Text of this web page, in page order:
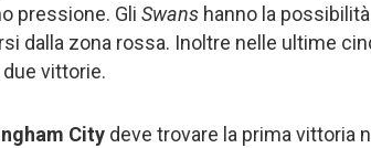
pressione. Gli Swans hanno la
dalla zona rossa. Inoltre nelle ultime
vittorie.
City deve trovare la prima vittoria